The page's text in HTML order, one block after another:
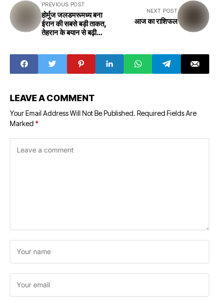
PREVIOUS POST
होर्मुज जलडमरूमध्य बना
ईरान की सबसे बड़ी ताकत,
तेहरान के बयान से बढ़ी
NEXT POST
आज का राशिफल
LEAVE A COMMENT
Your Email Address Will Not Be Published. Required Fields Are
Marked *